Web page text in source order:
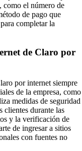
como el número de
de pago que
completar la
de Claro por
por internet siempre
de la empresa, como
medidas de seguridad
clientes durante las
y la verificación de
de ingresar a sitios
con fuentes no